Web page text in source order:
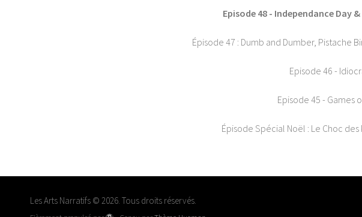
Episode 48 - Independance Day
Épisode 47 : Dumb and Dumber, Pistache
Episode 46 -
Episode 45 - Games
Épisode Spécial Noël : Le Choc
Les Arts Narratifs © 2026. Tous droits réservés.